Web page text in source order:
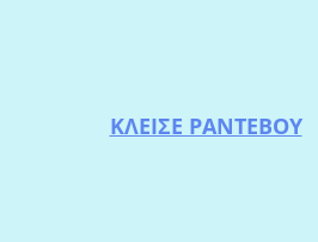
ΚΛΕΙΣΕ ΡΑΝΤΕΒΟΥ